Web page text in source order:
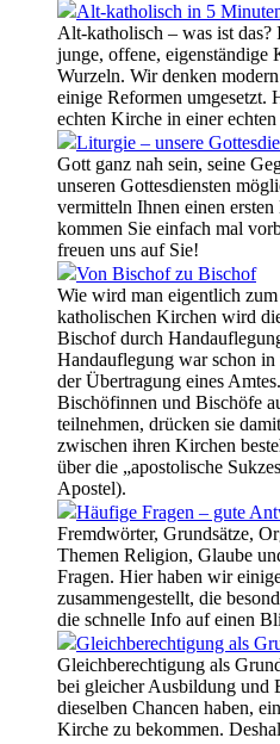
Alt-katholisch in 5
Alt-katholisch – was ist
junge, offene, eigenständige
Wurzeln. Wir denken
einige Reformen umgesetzt.
echten Kirche in einer
Liturgie – unsere
Gott ganz nah sein, seine
unseren Gottesdiensten
vermitteln Ihnen einen
kommen Sie einfach mal
freuen uns auf Sie!
Von Bischof zu Bischof
Wie wird man eigentlich
katholischen Kirchen wird
Bischof durch
Handauflegung war schon
der Übertragung eines
Bischöfinnen und Bischöfe
teilnehmen, drücken sie
zwischen ihren Kirchen
über die „apostolische
Apostel).
Häufige Fragen – gute
Fremdwörter, Grundsätze,
Themen Religion, Glaube
Fragen. Hier haben wir
zusammengestellt, die
die schnelle Info auf einen
Gleichberechtigung als
Gleichberechtigung als
bei gleicher Ausbildung und
dieselben Chancen haben,
Kirche zu bekommen.